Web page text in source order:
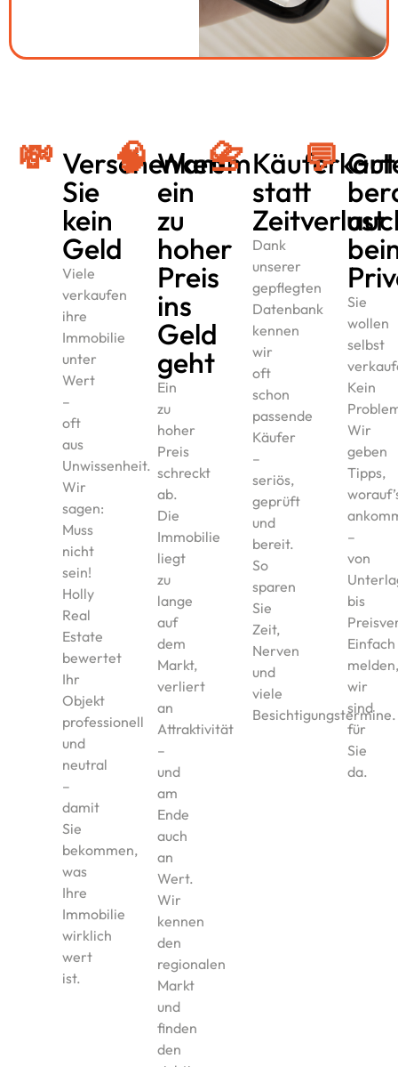
💸 Verschenken
Sie
kein
Geld
Viele
verkaufen
ihre
Immobilie
unter
Wert
–
oft
aus
Unwissenheit.
Wir
sagen:
Muss
nicht
sein!
Holly
Real
Estate
bewertet
Ihr
Objekt
professionell
und
neutral
–
damit
Sie
bekommen,
was
Ihre
Immobilie
wirklich
wert
ist.
🧠 Warum
ein
zu
hoher
Preis
ins
Geld
geht
Ein
zu
hoher
Preis
schreckt
ab.
Die
Immobilie
liegt
zu
lange
auf
dem
Markt,
verliert
an
Attraktivität
–
und
am
Ende
auch
an
Wert.
Wir
kennen
den
regionalen
Markt
und
finden
den
📇
statt
Zeitverlust
Dank
unserer
gepflegten
Datenbank
kennen
wir
oft
schon
passende
Käufer
–
seriös,
geprüft
und
bereit.
So
sparen
Sie
Zeit,
Nerven
und
viele
Besichtigungstermine.
💬 Gut
Sie
wollen
selbst
Kein
Wir
geben
Tipps,
–
von
bis
Einfach
melden,
wir
sind
für
Sie
da.